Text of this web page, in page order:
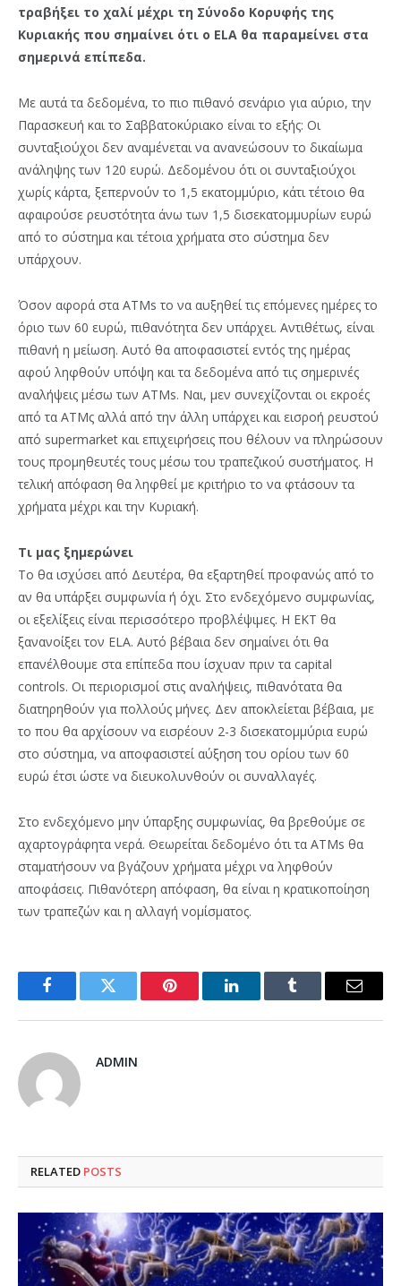
τραβήξει το χαλί μέχρι τη Σύνοδο Κορυφής της
Κυριακής που σημαίνει ότι ο ELA θα παραμείνει στα
σημερινά επίπεδα.
Με αυτά τα δεδομένα, το πιο πιθανό σενάριο για αύριο, την
Παρασκευή και το Σαββατοκύριακο είναι το εξής: Οι
συνταξιούχοι δεν αναμένεται να ανανεώσουν το δικαίωμα
ανάληψης των 120 ευρώ. Δεδομένου ότι οι συνταξιούχοι
χωρίς κάρτα, ξεπερνούν το 1,5 εκατομμύριο, κάτι τέτοιο θα
αφαιρούσε ρευστότητα άνω των 1,5 δισεκατομμυρίων ευρώ
από το σύστημα και τέτοια χρήματα στο σύστημα δεν
υπάρχουν.
Όσον αφορά στα ATMs το να αυξηθεί τις επόμενες ημέρες το
όριο των 60 ευρώ, πιθανότητα δεν υπάρχει. Αντιθέτως, είναι
πιθανή η μείωση. Αυτό θα αποφασιστεί εντός της ημέρας
αφού ληφθούν υπόψη και τα δεδομένα από τις σημερινές
αναλήψεις μέσω των ATMs. Ναι, μεν συνεχίζονται οι εκροές
από τα ATMς αλλά από την άλλη υπάρχει και εισροή ρευστού
από supermarket και επιχειρήσεις που θέλουν να πληρώσουν
τους προμηθευτές τους μέσω του τραπεζικού συστήματος. Η
τελική απόφαση θα ληφθεί με κριτήριο το να φτάσουν τα
χρήματα μέχρι και την Κυριακή.
Τι μας ξημερώνει
Το θα ισχύσει από Δευτέρα, θα εξαρτηθεί προφανώς από το
αν θα υπάρξει συμφωνία ή όχι. Στο ενδεχόμενο συμφωνίας,
οι εξελίξεις είναι περισσότερο προβλέψιμες. Η ΕΚΤ θα
ξανανοίξει τον ELA. Αυτό βέβαια δεν σημαίνει ότι θα
επανέλθουμε στα επίπεδα που ίσχυαν πριν τα capital
controls. Οι περιορισμοί στις αναλήψεις, πιθανότατα θα
διατηρηθούν για πολλούς μήνες. Δεν αποκλείεται βέβαια, με
το που θα αρχίσουν να εισρέουν 2-3 δισεκατομμύρια ευρώ
στο σύστημα, να αποφασιστεί αύξηση του ορίου των 60
ευρώ έτσι ώστε να διευκολυνθούν οι συναλλαγές.
Στο ενδεχόμενο μην ύπαρξης συμφωνίας, θα βρεθούμε σε
αχαρτογράφητα νερά. Θεωρείται δεδομένο ότι τα ATMs θα
σταματήσουν να βγάζουν χρήματα μέχρι να ληφθούν
αποφάσεις. Πιθανότερη απόφαση, θα είναι η κρατικοποίηση
των τραπεζών και η αλλαγή νομίσματος.
FacebookTwitter Pinterest LinkedInTumblr Email
ADMIN
RELATED POSTS